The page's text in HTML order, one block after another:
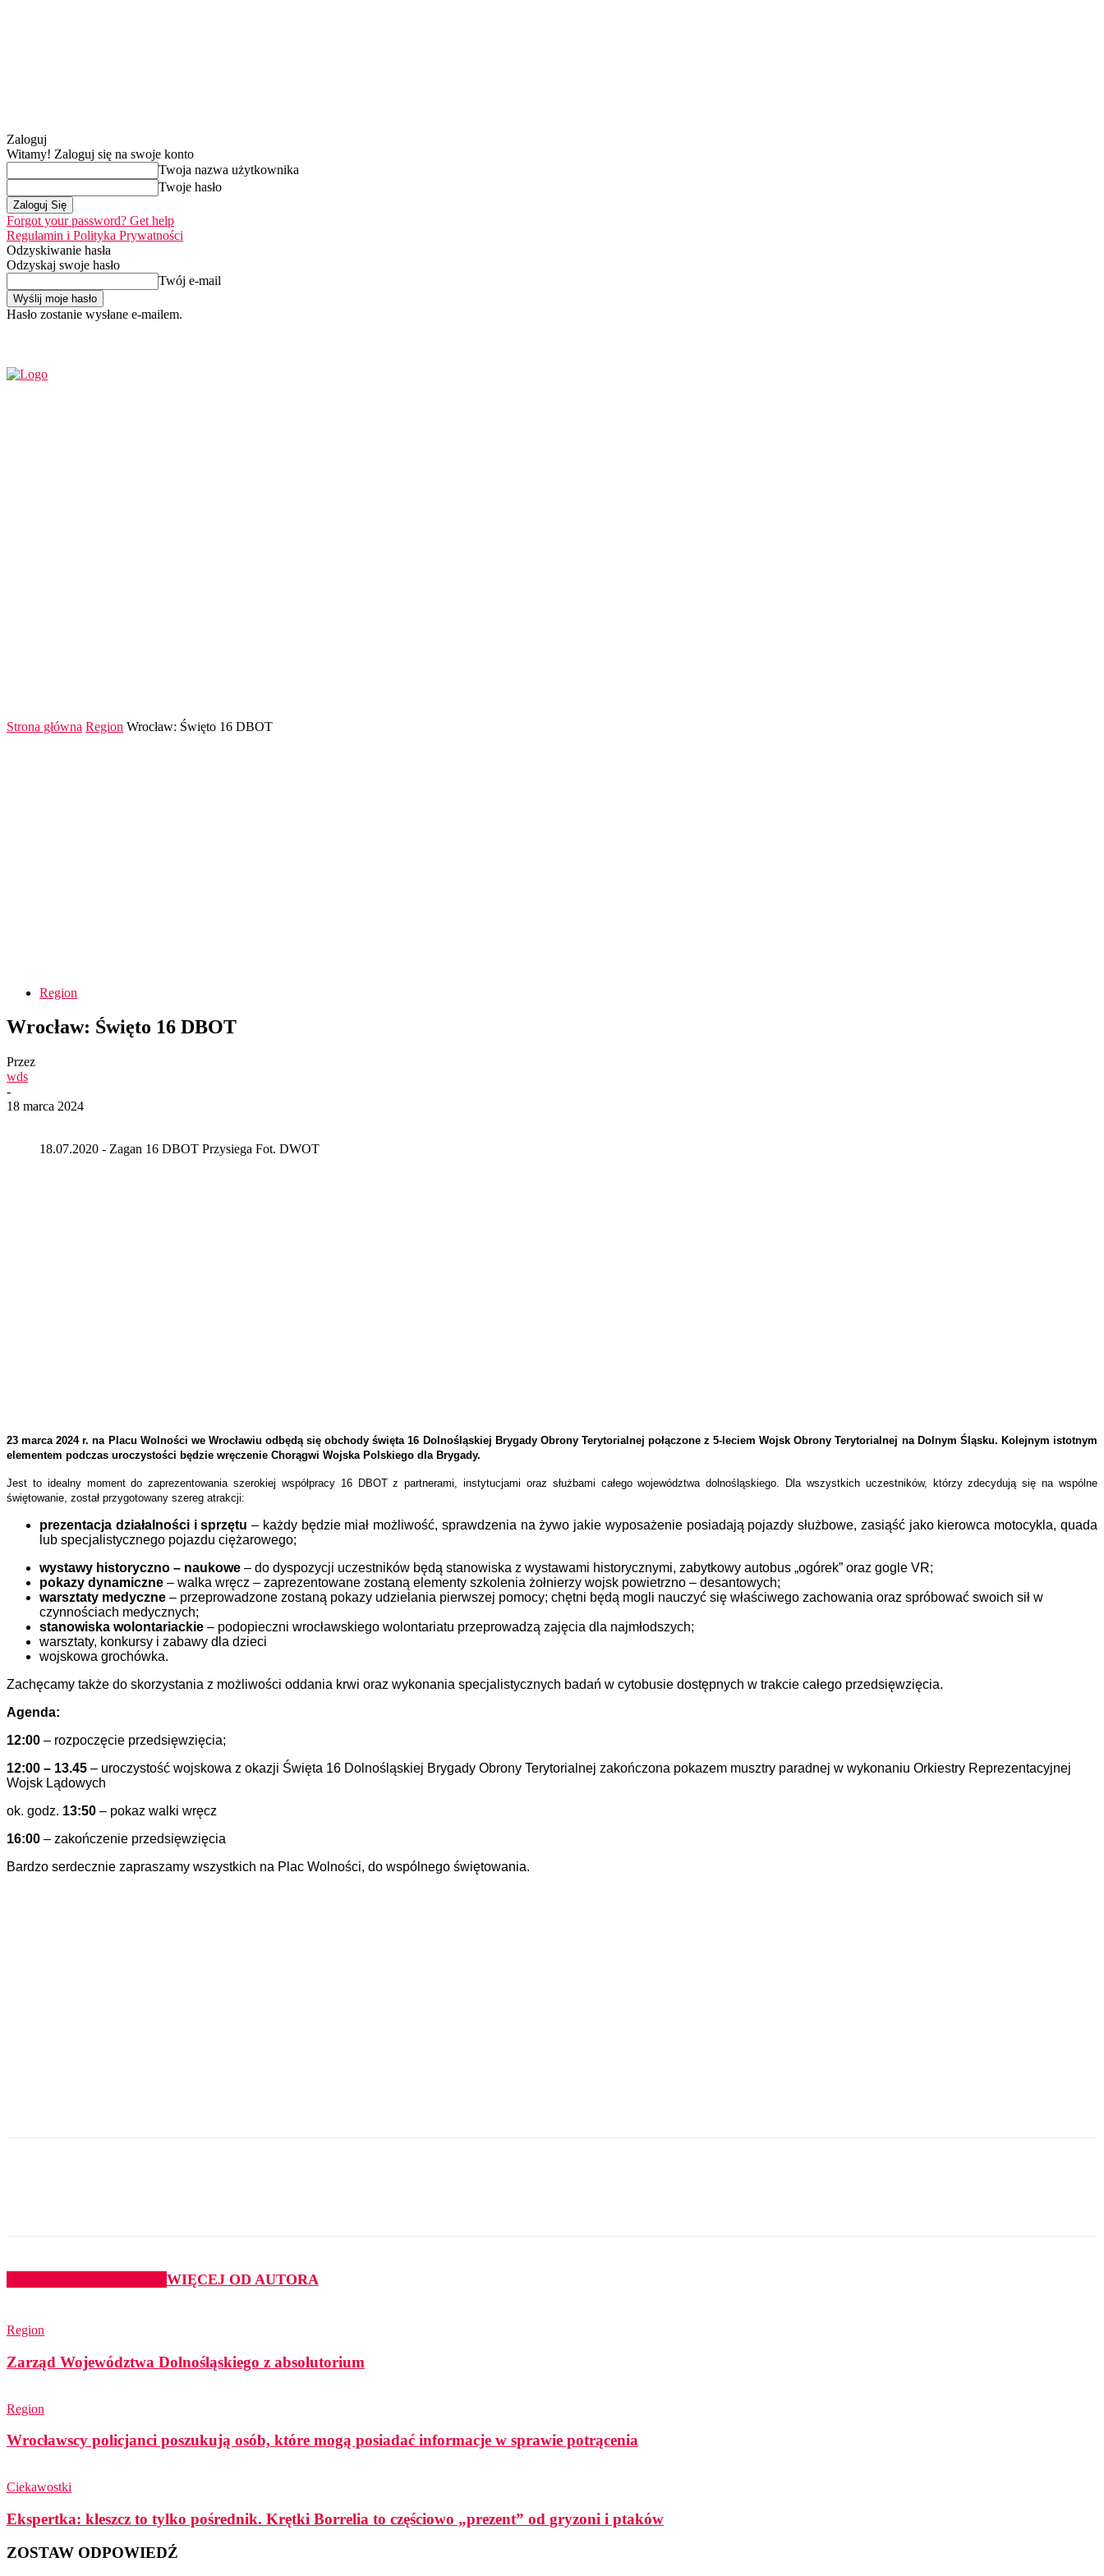
Zaloguj
Witamy! Zaloguj się na swoje konto
Twoja nazwa użytkownika
Twoje hasło
Forgot your password? Get help
Regulamin i Polityka Prywatności
Odzyskiwanie hasła
Odzyskaj swoje hasło
Twój e-mail
Hasło zostanie wysłane e-mailem.
Strona główna Region Wrocław: Święto 16 DBOT
Region
Wrocław: Święto 16 DBOT
Przez
wds
-
18 marca 2024
18.07.2020 - Zagan 16 DBOT Przysiega Fot. DWOT
23 marca 2024 r. na Placu Wolności we Wrocławiu odbędą się obchody święta 16 Dolnośląskiej Brygady Obrony Terytorialnej połączone z 5-leciem Wojsk Obrony Terytorialnej na Dolnym Śląsku. Kolejnym istotnym
elementem podczas uroczystości będzie wręczenie Chorągwi Wojska Polskiego dla Brygady.
Jest to idealny moment do zaprezentowania szerokiej współpracy 16 DBOT z partnerami, instytucjami oraz służbami całego województwa dolnośląskiego. Dla wszystkich uczestników, którzy zdecydują się na wspólne
świętowanie, został przygotowany szereg atrakcji:
prezentacja działalności i sprzętu – każdy będzie miał możliwość, sprawdzenia na żywo jakie wyposażenie posiadają pojazdy służbowe, zasiąść jako kierowca motocykla, quada
lub specjalistycznego pojazdu ciężarowego;
wystawy historyczno – naukowe – do dyspozycji uczestników będą stanowiska z wystawami historycznymi, zabytkowy autobus „ogórek” oraz gogle VR;
pokazy dynamiczne – walka wręcz – zaprezentowane zostaną elementy szkolenia żołnierzy wojsk powietrzno – desantowych;
warsztaty medyczne – przeprowadzone zostaną pokazy udzielania pierwszej pomocy; chętni będą mogli nauczyć się właściwego zachowania oraz spróbować swoich sił w
czynnościach medycznych;
stanowiska wolontariackie – podopieczni wrocławskiego wolontariatu przeprowadzą zajęcia dla najmłodszych;
warsztaty, konkursy i zabawy dla dzieci
wojskowa grochówka.
Zachęcamy także do skorzystania z możliwości oddania krwi oraz wykonania specjalistycznych badań w cytobusie dostępnych w trakcie całego przedsięwzięcia.
Agenda:
12:00 – rozpoczęcie przedsięwzięcia;
12:00 – 13.45 – uroczystość wojskowa z okazji Święta 16 Dolnośląskiej Brygady Obrony Terytorialnej zakończona pokazem musztry paradnej w wykonaniu Orkiestry Reprezentacyjnej
Wojsk Lądowych
ok. godz. 13:50 – pokaz walki wręcz
16:00 – zakończenie przedsięwzięcia
Bardzo serdecznie zapraszamy wszystkich na Plac Wolności, do wspólnego świętowania.
WIĘCEJ OD AUTORA
Region
Zarząd Województwa Dolnośląskiego z absolutorium
Region
Wrocławscy policjanci poszukują osób, które mogą posiadać informacje w sprawie potrącenia
Ciekawostki
Ekspertka: kleszcz to tylko pośrednik. Krętki Borrelia to częściowo „prezent” od gryzoni i ptaków
ZOSTAW ODPOWIEDŹ